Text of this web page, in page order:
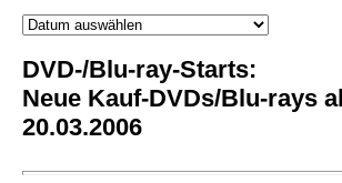
DVD-/Blu-ray-Starts:
Neue Kauf-DVDs/Blu-rays
20.03.2006